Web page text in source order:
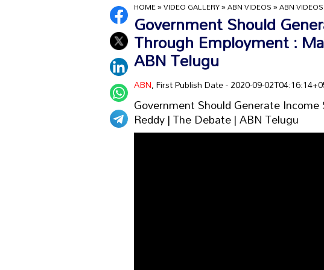
HOME»VIDEO GALLERY»ABN VIDEOS»ABN VIDEOS
Government Should
Through Employment :
ABN Telugu
ABN, First Publish Date - 2020-09-
Government Should Generate
Reddy | The Debate | ABN Telugu